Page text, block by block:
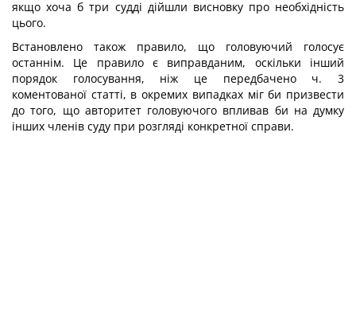
якщо хоча б три судді дійшли висновку про необхідність
цього.
Встановлено також правило, що головуючий голосує
останнім. Це правило є виправданим, оскільки інший
порядок голосування, ніж це передбачено ч. 3
коментованої статті, в окремих випадках міг би призвести
до того, що авторитет головуючого впливав би на думку
інших членів суду при розгляді конкретної справи.